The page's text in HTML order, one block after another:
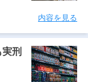
内容を見る
刑